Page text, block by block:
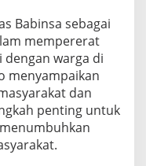
Babinsa sebagai
mempererat
warga di
menyampaikan
dan
penting untuk